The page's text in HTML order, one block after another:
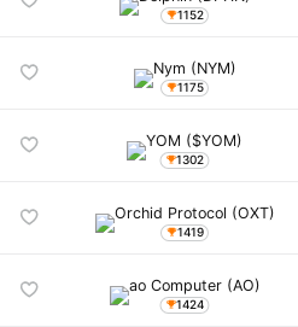
1152
1175
1302
1419
1424